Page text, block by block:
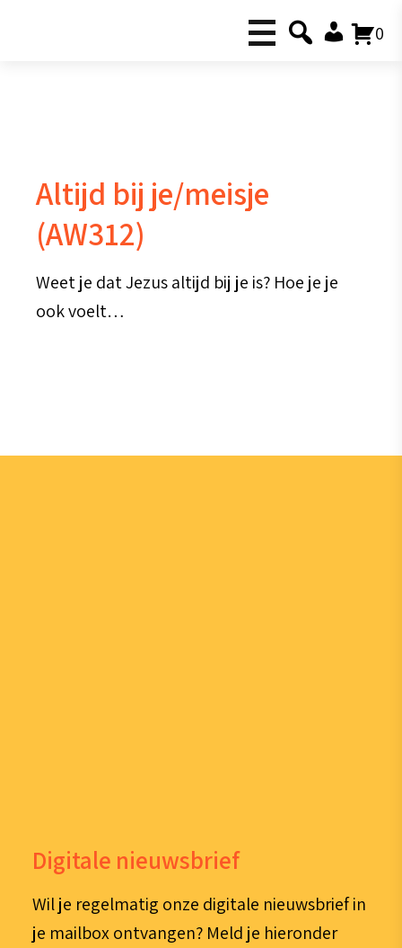
0
Altijd bij je/meisje
(AW312)
Weet je dat Jezus altijd bij je is? Hoe je je
ook voelt…
Digitale nieuwsbrief
Wil je regelmatig onze digitale nieuwsbrief in
je mailbox ontvangen? Meld je hieronder